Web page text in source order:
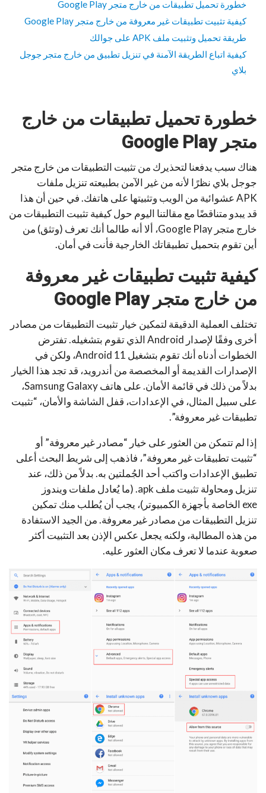
خطورة تحميل تطبيقات من خارج متجر Google Play
كيفية تثبيت تطبيقات غير معروفة من خارج متجر Google Play
طريقة تحميل وتثبيت ملف APK على جوالك
كيفية اتباع الطريقة الآمنة في تنزيل تطبيق من خارج متجر جوجل
بلاي
خطورة تحميل تطبيقات من خارج
متجرGoogle Play
هناك سبب يدفعنا لتحذيرك من تثبيت التطبيقات من خارج متجر
جوجل بلاي نظرًا لأنه من غير الآمن بطبيعته تنزيل ملفات
APK عشوائية من الويب وتثبيتها على هاتفك. في حين أن هذا
قد يبدو متناقضًا مع مقالتنا اليوم حول كيفية تثبيت التطبيقات من
خارج متجر Google Play، ألا أنه طالما أنك تعرف (وتثق) من
أين تقوم بتحميل تطبيقاتك الخارجية فأنت في أمان.
كيفية تثبيت تطبيقات غير معروفة
من خارج متجرGoogle Play
تختلف العملية الدقيقة لتمكين خيار تثبيت التطبيقات من مصادر
أخرى وفقًا لإصدار Android الذي تقوم بتشغيله. تفترض
الخطوات أدناه أنك تقوم بتشغيل Android 11، ولكن في
الإصدارات القديمة أو المخصصة من أندرويد، قد تجد هذا الخيار
بدلاً من ذلك في قائمة الأمان. على هاتف Samsung Galaxy،
على سبيل المثال، في الإعدادات، قفل الشاشة والأمان، “تثبيت
تطبيقات غير معروفة”.
إذا لم تتمكن من العثور على خيار “مصادر غير معروفة” أو
“تثبيت تطبيقات غير معروفة”، فاذهب إلى شريط البحث أعلى
تطبيق الإعدادات واكتب أحد الجُملتين به. بدلاً من ذلك، عند
تنزيل ومحاولة تثبيت ملف apk. (ما يُعادل ملفات ويندوز
exe الخاصة بأجهزة الكمبيوتر)، يجب أن يُطلب منك تمكين
تنزيل التطبيقات من مصادر غير معروفة. من الجيد الاستفادة
من هذه المطالبة، ولكنه يجعل عكس الإذن بعد التثبيت أكثر
صعوبة عندما لا تعرف مكان العثور عليه.